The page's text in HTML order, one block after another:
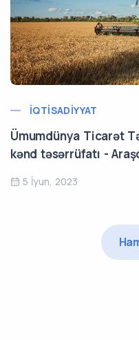
İQTISADIYYAT
Ümumdünya Ticarət
kənd təsərrüfatı -
5 İyun, 2023